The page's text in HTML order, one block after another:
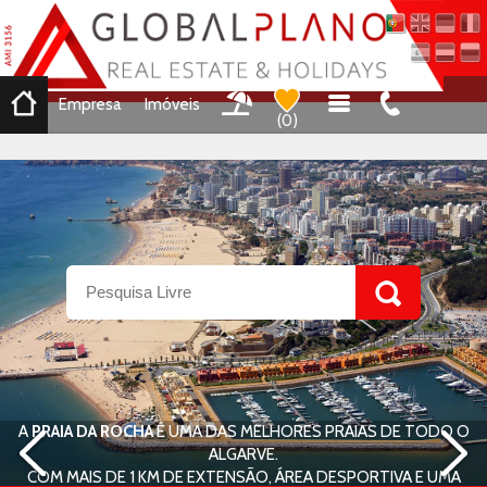
Empresa
Imóveis
(0)
A PRAIA DA ROCHAÉ UMA DAS MELHORES PRAIAS DE TODO O
ALGARVE.
COM MAIS DE 1 KM DE EXTENSÃO, ÁREA DESPORTIVA E UMA